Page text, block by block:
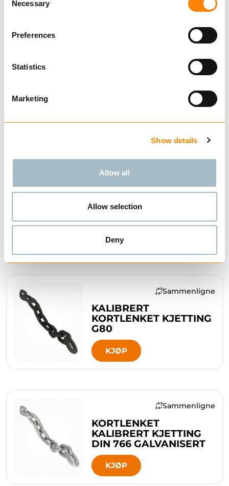
Selection
Necessary
Preferences
Statistics
Marketing
Show details
Allow all
Allow selection
Deny
KORTLENKET KJETTING
G100
KJØP
Sammenligne
KALIBRERT
KORTLENKET KJETTING
G80
KJØP
Sammenligne
KORTLENKET
KALIBRERT KJETTING
DIN 766 GALVANISERT
KJØP